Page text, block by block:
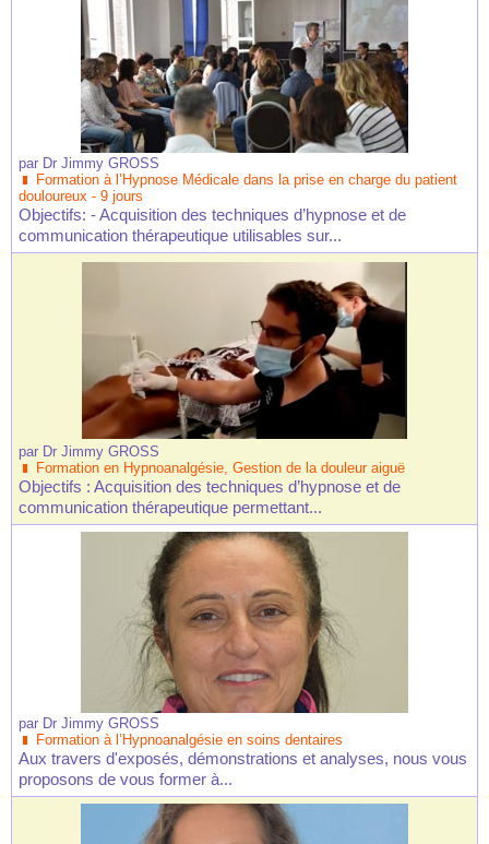
par Dr Jimmy GROSS
Formation à l’Hypnose Médicale dans la prise en charge du patient
douloureux - 9 jours
Objectifs: - Acquisition des techniques d’hypnose et de
communication thérapeutique utilisables sur...
par Dr Jimmy GROSS
Formation en Hypnoanalgésie, Gestion de la douleur aiguë
Objectifs : Acquisition des techniques d’hypnose et de
communication thérapeutique permettant...
par Dr Jimmy GROSS
Formation à l’Hypnoanalgésie en soins dentaires
Aux travers d'exposés, démonstrations et analyses, nous vous
proposons de vous former à...